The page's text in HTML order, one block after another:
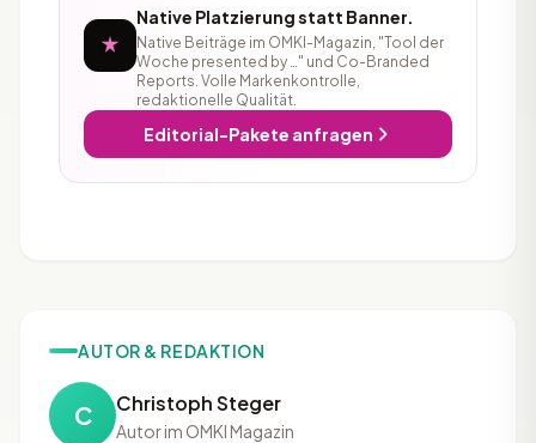
Native Platzierung statt Banner.
Native Beiträge im OMKI-Magazin, "Tool der
Woche presented by …" und Co-Branded
Reports. Volle Markenkontrolle,
redaktionelle Qualität.
Editorial-Pakete anfragen
AUTOR & REDAKTION
C Christoph Steger
Autor im OMKI Magazin